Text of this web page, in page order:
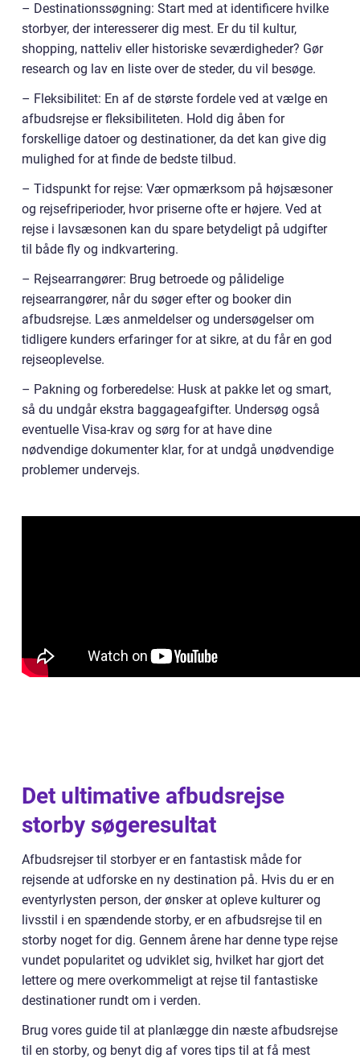
– Destinationssøgning: Start med at identificere hvilke
storbyer, der interesserer dig mest. Er du til kultur,
shopping, natteliv eller historiske seværdigheder? Gør
research og lav en liste over de steder, du vil besøge.
– Fleksibilitet: En af de største fordele ved at vælge en
afbudsrejse er fleksibiliteten. Hold dig åben for
forskellige datoer og destinationer, da det kan give dig
mulighed for at finde de bedste tilbud.
– Tidspunkt for rejse: Vær opmærksom på højsæsoner
og rejsefriperioder, hvor priserne ofte er højere. Ved at
rejse i lavsæsonen kan du spare betydeligt på udgifter
til både fly og indkvartering.
– Rejsearrangører: Brug betroede og pålidelige
rejsearrangører, når du søger efter og booker din
afbudsrejse. Læs anmeldelser og undersøgelser om
tidligere kunders erfaringer for at sikre, at du får en god
rejseoplevelse.
– Pakning og forberedelse: Husk at pakke let og smart,
så du undgår ekstra baggageafgifter. Undersøg også
eventuelle Visa-krav og sørg for at have dine
nødvendige dokumenter klar, for at undgå unødvendige
problemer undervejs.
Det ultimative afbudsrejse
storby søgeresultat
Afbudsrejser til storbyer er en fantastisk måde for
rejsende at udforske en ny destination på. Hvis du er en
eventyrlysten person, der ønsker at opleve kulturer og
livsstil i en spændende storby, er en afbudsrejse til en
storby noget for dig. Gennem årene har denne type rejse
vundet popularitet og udviklet sig, hvilket har gjort det
lettere og mere overkommeligt at rejse til fantastiske
destinationer rundt om i verden.
Brug vores guide til at planlægge din næste afbudsrejse
til en storby, og benyt dig af vores tips til at få mest